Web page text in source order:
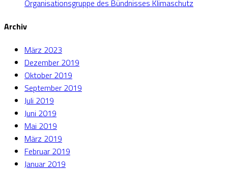
Organisationsgruppe des Bündnisses Klimaschutz
Archiv
März 2023
Dezember 2019
Oktober 2019
September 2019
Juli 2019
Juni 2019
Mai 2019
März 2019
Februar 2019
Januar 2019